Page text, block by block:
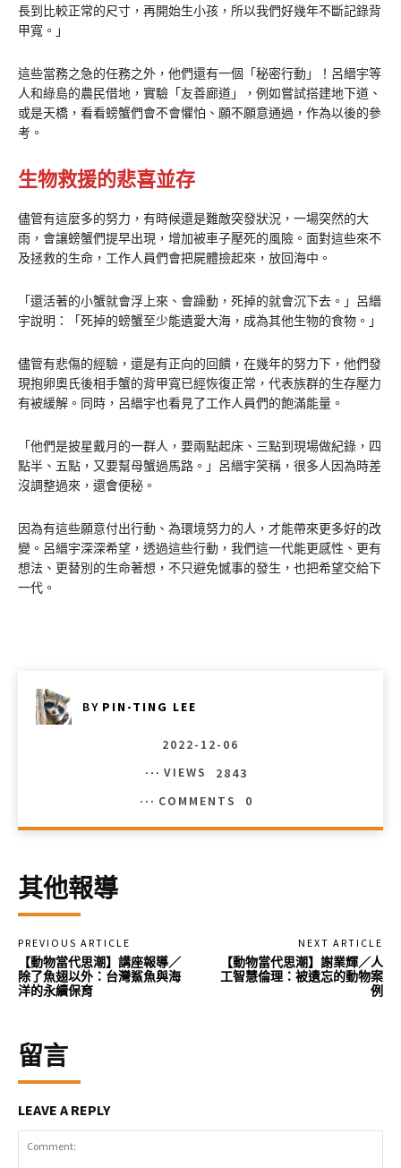
長到比較正常的尺寸，再開始生小孩，所以我們好幾年不斷記錄背
甲寬。」
這些當務之急的任務之外，他們還有一個「秘密行動」！呂縉宇等
人和綠島的農民借地，實驗「友善廊道」，例如嘗試搭建地下道、
或是天橋，看看螃蟹們會不會懼怕、願不願意通過，作為以後的參
考。
生物救援的悲喜並存
儘管有這麼多的努力，有時候還是難敵突發狀況，一場突然的大
雨，會讓螃蟹們提早出現，增加被車子壓死的風險。面對這些來不
及拯救的生命，工作人員們會把屍體撿起來，放回海中。
「還活著的小蟹就會浮上來、會躁動，死掉的就會沉下去。」呂縉
宇說明：「死掉的螃蟹至少能遺愛大海，成為其他生物的食物。」
儘管有悲傷的經驗，還是有正向的回饋，在幾年的努力下，他們發
現抱卵奧氏後相手蟹的背甲寬已經恢復正常，代表族群的生存壓力
有被緩解。同時，呂縉宇也看見了工作人員們的飽滿能量。
「他們是披星戴月的一群人，要兩點起床、三點到現場做紀錄，四
點半、五點，又要幫母蟹過馬路。」呂縉宇笑稱，很多人因為時差
沒調整過來，還會便秘。
因為有這些願意付出行動、為環境努力的人，才能帶來更多好的改
變。呂縉宇深深希望，透過這些行動，我們這一代能更感性、更有
想法、更替別的生命著想，不只避免憾事的發生，也把希望交給下
一代。
BY PIN-TING LEE
2022-12-06
VIEWS
2843
COMMENTS
0
其他報導
PREVIOUS ARTICLE
【動物當代思潮】講座報導／
除了魚翅以外：台灣鯊魚與海
洋的永續保育
NEXT ARTICLE
【動物當代思潮】謝業輝／人
工智慧倫理：被遺忘的動物案
例
留言
LEAVE A REPLY